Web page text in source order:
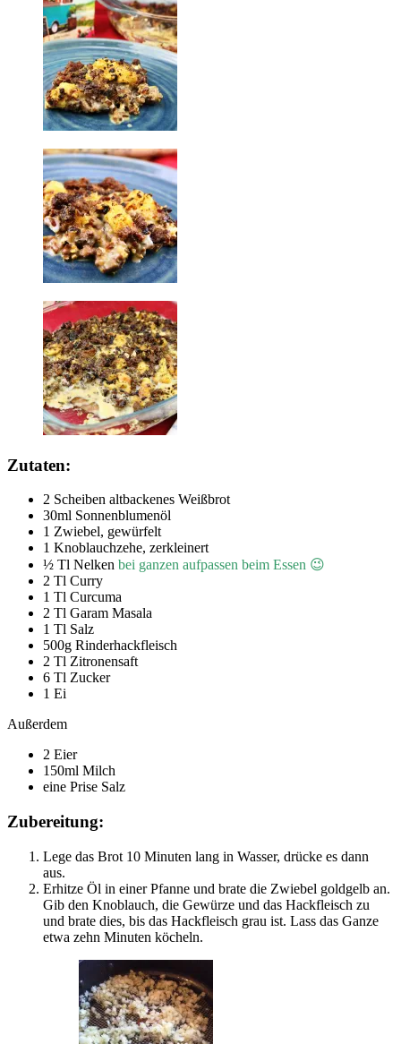
Zutaten:
2 Scheiben altbackenes Weißbrot
30ml Sonnenblumenöl
1 Zwiebel, gewürfelt
1 Knoblauchzehe, zerkleinert
½ Tl Nelken bei ganzen aufpassen beim Essen 😉
2 Tl Curry
1 Tl Curcuma
2 Tl Garam Masala
1 Tl Salz
500g Rinderhackfleisch
2 Tl Zitronensaft
6 Tl Zucker
1 Ei
Außerdem
2 Eier
150ml Milch
eine Prise Salz
Zubereitung:
Lege das Brot 10 Minuten lang in Wasser, drücke es dann
aus.
Erhitze Öl in einer Pfanne und brate die Zwiebel goldgelb an.
Gib den Knoblauch, die Gewürze und das Hackfleisch zu
und brate dies, bis das Hackfleisch grau ist. Lass das Ganze
etwa zehn Minuten köcheln.